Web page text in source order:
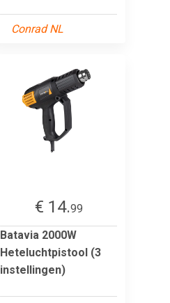
Conrad NL
€ 14.99
Batavia 2000W
Heteluchtpistool (3
instellingen)